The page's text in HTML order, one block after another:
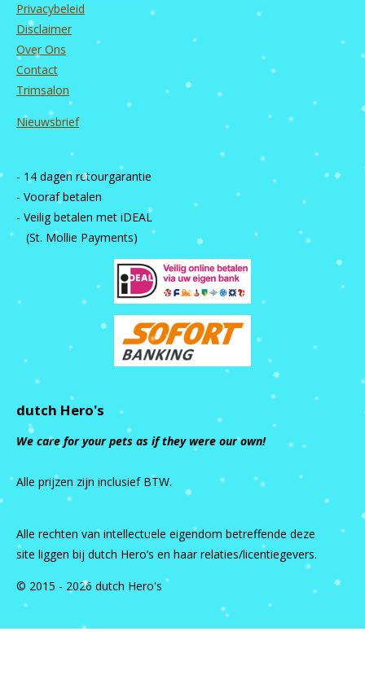
Privacybeleid
Disclaimer
Over Ons
Contact
Trimsalon
Nieuwsbrief
- 14 dagen retourgarantie
- Vooraf betalen
- Veilig betalen met iDEAL
(St. Mollie Payments)
dutch Hero's
We care for your pets as if they were our own!
Alle prijzen zijn inclusief BTW.
Alle rechten van intellectuele eigendom betreffende deze
site liggen bij dutch Hero’s en haar relaties/licentiegevers.
© 2015 - 2026 dutch Hero's